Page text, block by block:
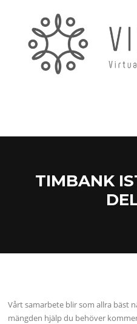
TIMBANK
Vårt samarbete blir som allra bäst
mängden hjälp du behöver